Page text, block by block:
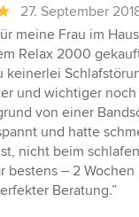
27. September
meine Frau im
Relax 2000
keinerlei
und wichtiger
von einer
und hatte
nicht beim
bestens – 2
Beratung.”